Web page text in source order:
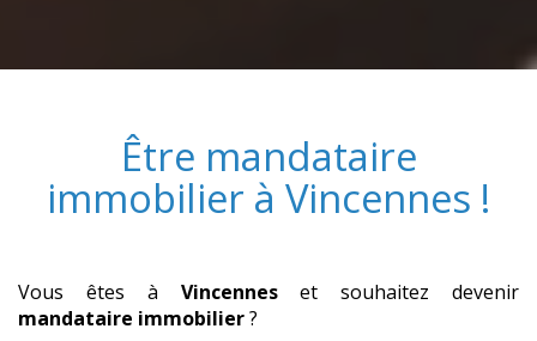
Être mandataire
immobilier à Vincennes !
Vous êtes à Vincennes
et souhaitez devenir
mandataire immobilier?